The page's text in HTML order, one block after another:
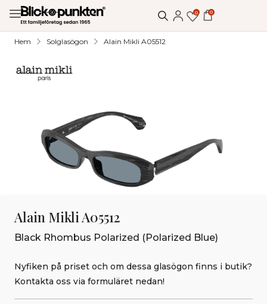
0 0
Hem Solglasögon Alain Mikli A05512
Alain Mikli A05512
Black Rhombus Polarized (Polarized Blue)
Nyfiken på priset och om dessa glasögon finns i butik?
Kontakta oss via formuläret nedan!